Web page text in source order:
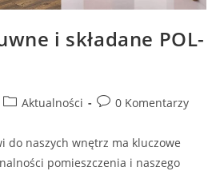
i składane POL-
PostAktualności
Post0 Komentarzy
do naszych wnętrz ma kluczowe
pomieszczenia i naszego